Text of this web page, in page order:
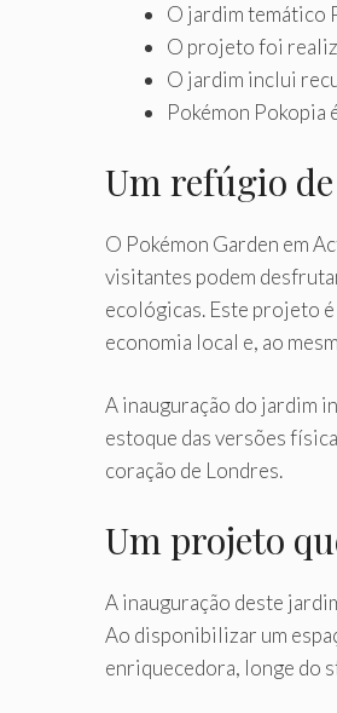
O jardim temático
O projeto foi
O jardim inclui
Pokémon Pokopia
Um refúgio
O Pokémon Garden em
visitantes podem
ecológicas. Este projeto
economia local e, ao
A inauguração do jardim
estoque das versões
coração de Londres.
Um projeto
A inauguração deste
Ao disponibilizar um
enriquecedora, longe do